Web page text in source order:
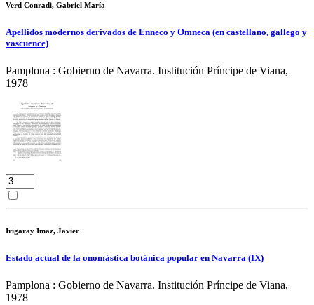
Verd Conradi, Gabriel María
Apellidos modernos derivados de Enneco y Omneca (en castellano, gallego y
vascuence)
Pamplona : Gobierno de Navarra. Institución Príncipe de Viana,
1978
Irigaray Imaz, Javier
Estado actual de la onomástica botánica popular en Navarra (IX)
Pamplona : Gobierno de Navarra. Institución Príncipe de Viana,
1978